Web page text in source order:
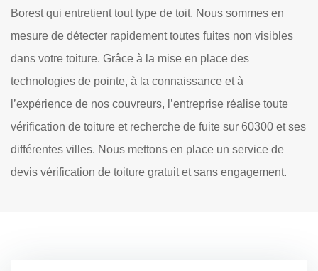
Borest qui entretient tout type de toit. Nous sommes en
mesure de détecter rapidement toutes fuites non visibles
dans votre toiture. Grâce à la mise en place des
technologies de pointe, à la connaissance et à
l’expérience de nos couvreurs, l’entreprise réalise toute
vérification de toiture et recherche de fuite sur 60300 et ses
différentes villes. Nous mettons en place un service de
devis vérification de toiture gratuit et sans engagement.